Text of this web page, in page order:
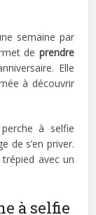
semaine par
de prendre
Elle
à découvrir
à selfie
de s’en priver.
trépied avec un
à selfie